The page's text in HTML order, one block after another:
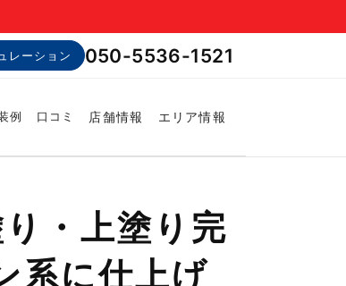
レーション 050-5536-1521
例 口コミ 店舗情報 エリア情報
・上塗り完
系に仕上げ